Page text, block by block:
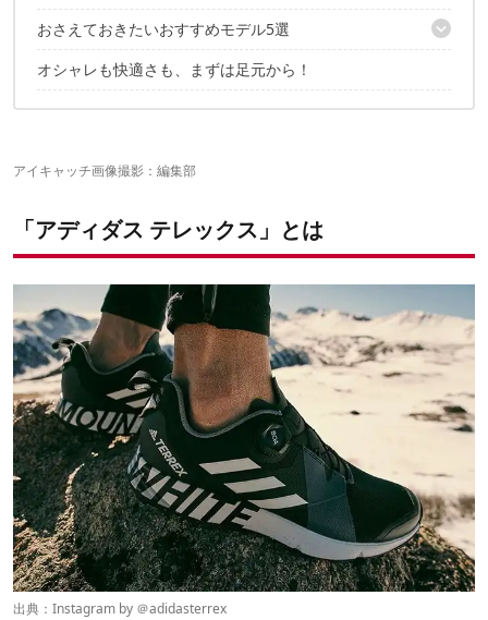
テレックスのシューズはキャンプ＆普段使いにも使える！
おさえておきたいおすすめモデル5選
1. ムレない度No.1「TERREX FAST MID GTX-SURROUND」
5. 長距離ハイクのために開発された「TERREX FREE HIKER」
オシャレも快適さも、まずは足元から！
アイキャッチ画像撮影：編集部
「アディダス テレックス」とは
出典：Instagram by ＠adidasterrex